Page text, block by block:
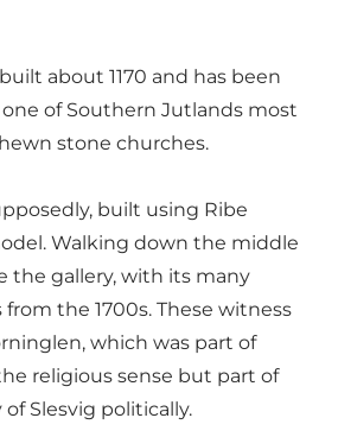
about 1170 and has been
of Southern Jutlands most
stone churches.
built using Ribe
Walking down the middle
the gallery, with its many
the 1700s. These witness
which was part of
religious sense but part of
Slesvig politically.